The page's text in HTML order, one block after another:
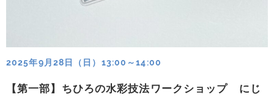
2025年9月28日（日）13:00～14:00
【第一部】ちひろの水彩技法ワークショップ にじ